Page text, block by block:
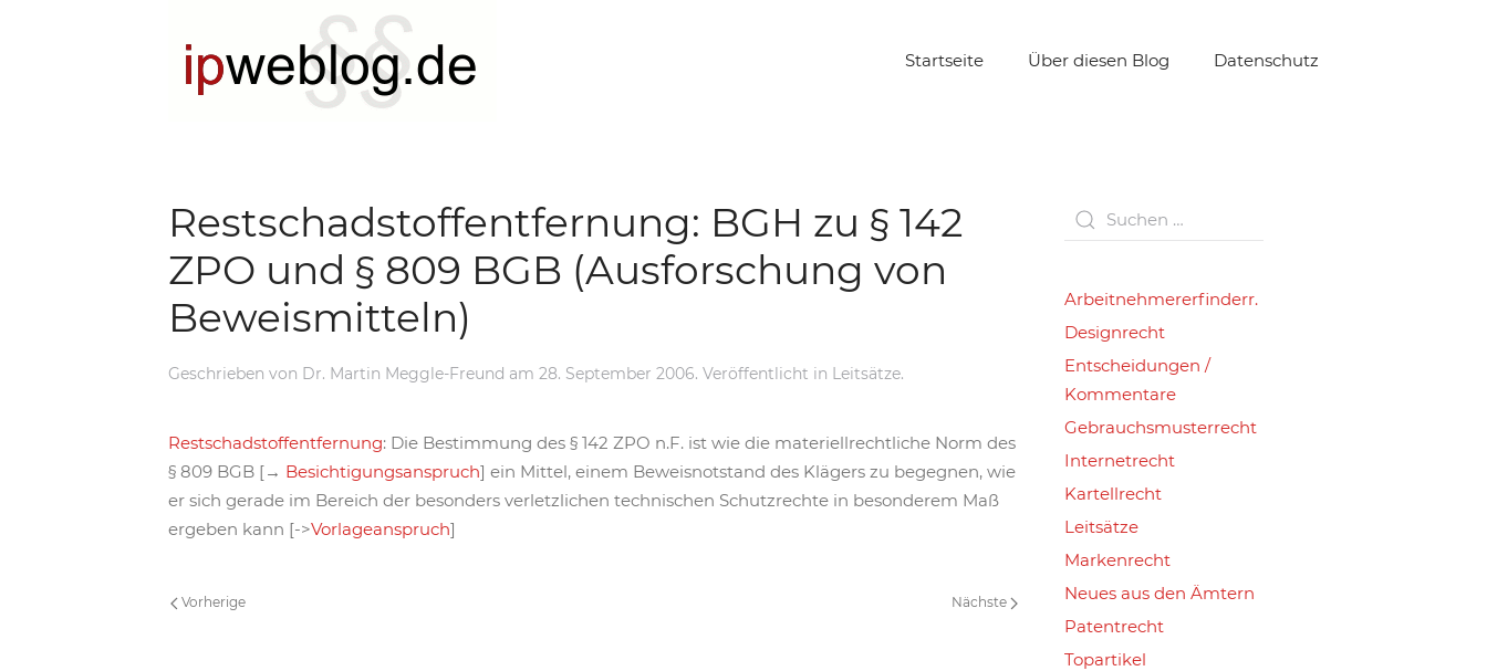
Startseite Über diesen Blog Datenschutz
Restschadstoffentfernung: BGH zu § 142
ZPO und § 809 BGB (Ausforschung von
Beweismitteln)
Geschrieben von Dr. Martin Meggle-Freund am 28. September 2006. Veröffentlicht in Leitsätze.
Restschadstoffentfernung: Die Bestimmung des § 142 ZPO n.F. ist wie die materiellrechtliche Norm des
§ 809 BGB [→ Besichtigungsanspruch] ein Mittel, einem Beweisnotstand des Klägers zu begegnen, wie
er sich gerade im Bereich der besonders verletzlichen technischen Schutzrechte in besonderem Maß
ergeben kann [->Vorlageanspruch]
Vorherige Nächste
Arbeitnehmererfinderr.
Designrecht
Entscheidungen /
Kommentare
Gebrauchsmusterrecht
Internetrecht
Kartellrecht
Leitsätze
Markenrecht
Neues aus den Ämtern
Patentrecht
Topartikel